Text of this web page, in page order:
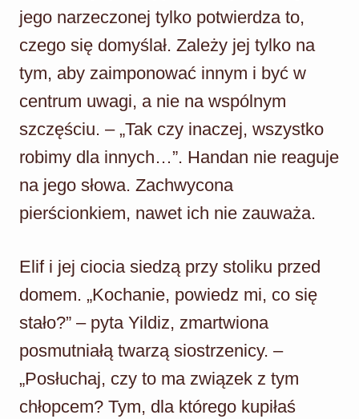
jego narzeczonej tylko potwierdza to,
czego się domyślał. Zależy jej tylko na
tym, aby zaimponować innym i być w
centrum uwagi, a nie na wspólnym
szczęściu. – „Tak czy inaczej, wszystko
robimy dla innych…”. Handan nie reaguje
na jego słowa. Zachwycona
pierścionkiem, nawet ich nie zauważa.
Elif i jej ciocia siedzą przy stoliku przed
domem. „Kochanie, powiedz mi, co się
stało?” – pyta Yildiz, zmartwiona
posmutniałą twarzą siostrzenicy. –
„Posłuchaj, czy to ma związek z tym
chłopcem? Tym, dla którego kupiłaś